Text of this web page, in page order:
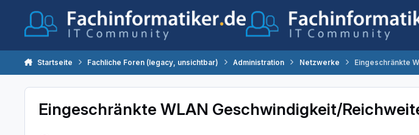
Startseite Fachliche Foren (legacy, unsichtbar) Administration Netzwerke Eingeschränkte
Eingeschränkte WLAN Geschwindigkeit/